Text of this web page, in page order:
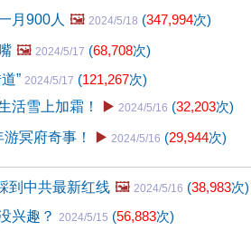
月900人 🖼️ 2024/5/18 (347,994次)
🖼️ 2024/5/17 (68,708次)
” 2024/5/17 (121,267次)
活雪上加霜！
▶️ 2024/5/16 (32,203次)
冥府奇事！
▶️ 2024/5/16 (29,944次)
到中共最新红线 🖼️ 2024/5/16 (38,983次)
兴趣？ 2024/5/15 (56,883次)